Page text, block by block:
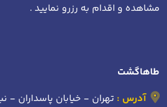
مشاهده و اقدام به رزرو نمایید .
طاهاگشت
آدرس : تهران - خیابان